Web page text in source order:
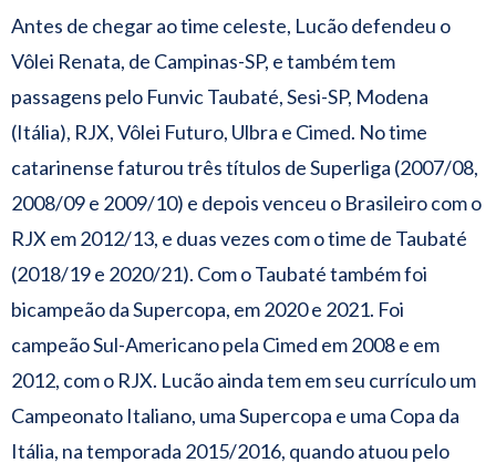
Antes de chegar ao time celeste, Lucão defendeu o
Vôlei Renata, de Campinas-SP, e também tem
passagens pelo Funvic Taubaté, Sesi-SP, Modena
(Itália), RJX, Vôlei Futuro, Ulbra e Cimed. No time
catarinense faturou três títulos de Superliga (2007/08,
2008/09 e 2009/10) e depois venceu o Brasileiro com o
RJX em 2012/13, e duas vezes com o time de Taubaté
(2018/19 e 2020/21). Com o Taubaté também foi
bicampeão da Supercopa, em 2020 e 2021. Foi
campeão Sul-Americano pela Cimed em 2008 e em
2012, com o RJX. Lucão ainda tem em seu currículo um
Campeonato Italiano, uma Supercopa e uma Copa da
Itália, na temporada 2015/2016, quando atuou pelo